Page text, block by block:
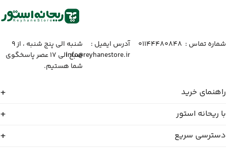
شماره تماس :‌ ۰۱۱۴۴۴۸۰۸۴۸
آدرس ایمیل :‌
info@reyhanestore.ir
شنبه الی پنج شنبه ، از ۹
صبح الی ۱۷ عصر پاسخگوی
شما هستیم.
راهنمای خرید
با ریحانه استور
دسترسی سریع